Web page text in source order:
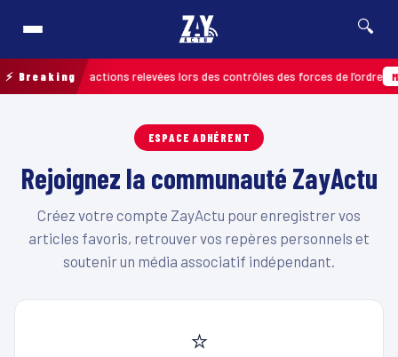
🔍
⚡ Breaking
de 120 infractions relevées lors des contrôles des forces de l’ordre
ESPACE ADHÉRENT
Rejoignez la communauté ZayActu
Créez votre compte ZayActu pour enregistrer vos
articles favoris, retrouver vos repères personnels et
soutenir un média associatif indépendant.
⭐